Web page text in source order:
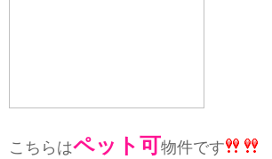
こちらはペット可物件です